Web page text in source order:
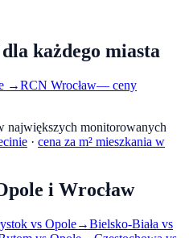
każdego miasta
→RCN Wrocław— ceny
największych monitorowanych
· cena za m² mieszkania w
i Wrocław
vs Opole→Bielsko-Biała vs